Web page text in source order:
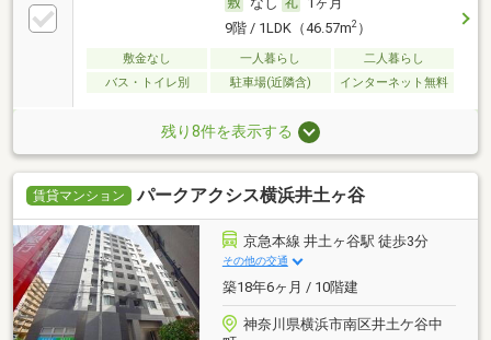
9階 / 1LDK（46.57m2）
敷金なし 一人暮らし
二人暮らし
バス・トイレ別
駐車場(近隣含) インターネット無料
残り8件を表示する
賃貸マンション パークアクシス横浜井土ヶ谷
京急本線 井土ヶ谷駅 徒歩3分
その他の交通
築18年6ヶ月 / 10階建
神奈川県横浜市南区井土ケ谷中